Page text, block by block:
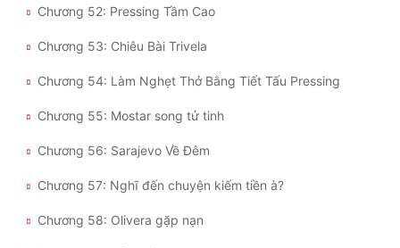
Tính Cách Nhân Vật :
Cơ Trí
Sát Phạt Quyết Đoán
Vô Sỉ
Chương 52: Pressing Tầm Cao
Chương 53: Chiêu Bài Trivela
Chương 54: Làm Nghẹt Thở Bằng Tiết Tấu Pressing
Chương 55: Mostar song tử tinh
Chương 56: Sarajevo Về Đêm
Chương 57: Nghĩ đến chuyện kiếm tiền à?
Chương 58: Olivera gặp nạn